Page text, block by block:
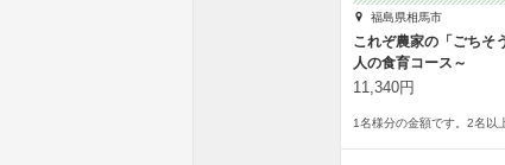
福島県相馬市
これぞ農家の「ごちそ
人の食育コース～
11,340円